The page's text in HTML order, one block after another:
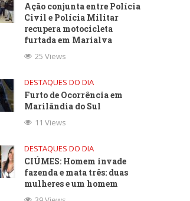
Ação conjunta entre Polícia
Civil e Polícia Militar
recupera motocicleta
furtada em Marialva
25 Views
DESTAQUES DO DIA
Furto de Ocorrência em
Marilândia do Sul
11 Views
DESTAQUES DO DIA
CIÚMES: Homem invade
fazenda e mata três: duas
mulheres e um homem